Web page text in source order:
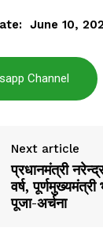
June 10,
Channel
Next article
प्रधानमंत्री
वर्ष,
पूजा-अर्चना